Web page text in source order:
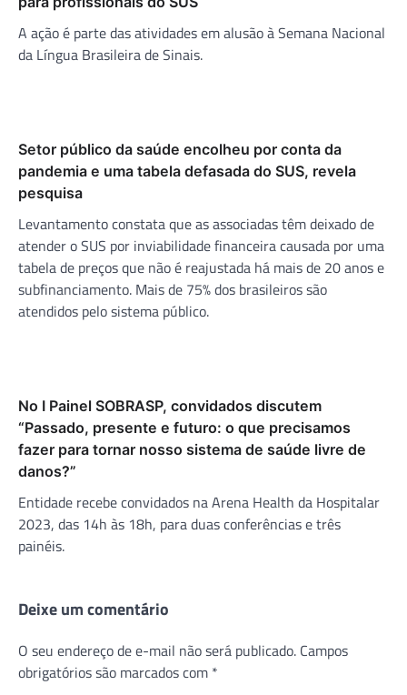
A ação é parte das atividades em alusão à Semana Nacional
da Língua Brasileira de Sinais.
Setor público da saúde encolheu por conta da
pandemia e uma tabela defasada do SUS, revela
pesquisa
Levantamento constata que as associadas têm deixado de
atender o SUS por inviabilidade financeira causada por uma
tabela de preços que não é reajustada há mais de 20 anos e
subfinanciamento. Mais de 75% dos brasileiros são
atendidos pelo sistema público.
No I Painel SOBRASP, convidados discutem
“Passado, presente e futuro: o que precisamos
fazer para tornar nosso sistema de saúde livre de
danos?”
Entidade recebe convidados na Arena Health da Hospitalar
2023, das 14h às 18h, para duas conferências e três
painéis.
Deixe um comentário
O seu endereço de e-mail não será publicado. Campos
obrigatórios são marcados com *